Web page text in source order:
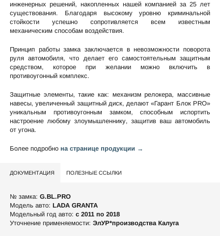
инженерных решений, накопленных нашей компанией за 25 лет
существования. Благодаря высокому уровню криминальной
стойкости успешно сопротивляется всем известным
механическим способам воздействия.
Принцип работы замка заключается в невозможности поворота
руля автомобиля, что делает его самостоятельным защитным
средством, которое при желании можно включить в
противоугонный комплекс.
Защитные элементы, такие как: механизм релокера, массивные
навесы, увеличенный защитный диск, делают «Гарант Блок PRO»
уникальным противоугонным замком, способным испортить
настроение любому злоумышленнику, защитив ваш автомобиль
от угона.
Более подробно на странице продукции →
ДОКУМЕНТАЦИЯ ПОЛЕЗНЫЕ ССЫЛКИ
№ замка: G.BL.PRO
Модель авто: LADA GRANTA
Модельный год авто: c 2011 по 2018
Уточнение применяемости: ЭлУР*производства Калуга